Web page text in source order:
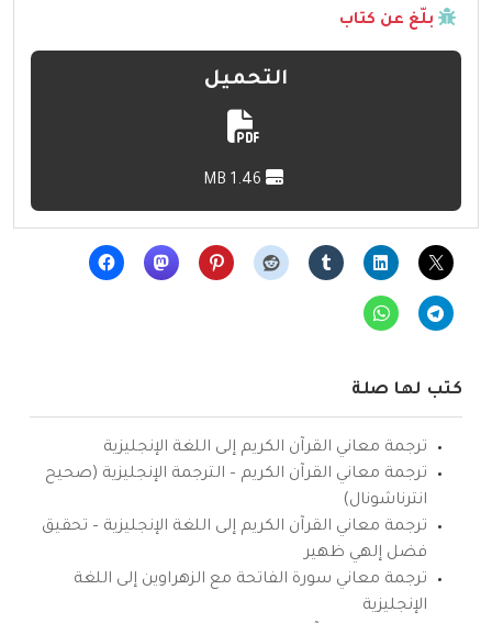
بلّغ عن كتاب
التحميل
كتب لها صلة
ترجمة معاني القرآن الكريم إلى اللغة الإنجليزية
ترجمة معاني القرآن الكريم – الترجمة الإنجليزية (صحيح
انترناشونال)
ترجمة معاني القرآن الكريم إلى اللغة الإنجليزية – تحقيق
فضل إلهي ظهير
ترجمة معاني سورة الفاتحة مع الزهراوين إلى اللغة
الإنجليزية